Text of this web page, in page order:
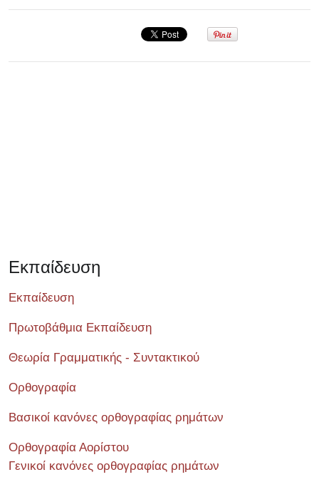
Εκπαίδευση
Εκπαίδευση
Πρωτοβάθμια Εκπαίδευση
Θεωρία Γραμματικής - Συντακτικού
Ορθογραφία
Βασικοί κανόνες ορθογραφίας ρημάτων
Ορθογραφία Αορίστου
Γενικοί κανόνες ορθογραφίας ρημάτων